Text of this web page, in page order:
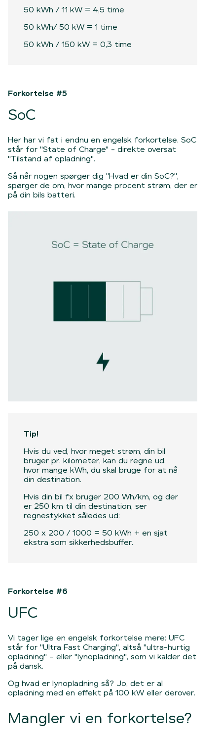
50 kWh / 11 kW = 4,5 time
50 kWh/ 50 kW = 1 time
50 kWh / 150 kW = 0,3 time
Forkortelse #5
SoC
Her har vi fat i endnu en engelsk forkortelse. SoC
står for "State of Charge" - direkte oversat
"Tilstand af opladning".
Så når nogen spørger dig "Hvad er din SoC?",
spørger de om, hvor mange procent strøm, der er
på din bils batteri.
Tip!
Hvis du ved, hvor meget strøm, din bil
bruger pr. kilometer, kan du regne ud,
hvor mange kWh, du skal bruge for at nå
din destination.
Hvis din bil fx bruger 200 Wh/km, og der
er 250 km til din destination, ser
regnestykket således ud:
250 x 200 / 1000 = 50 kWh + en sjat
ekstra som sikkerhedsbuffer.
Forkortelse #6
UFC
Vi tager lige en engelsk forkortelse mere: UFC
står for "Ultra Fast Charging", altså "ultra-hurtig
opladning" – eller "lynopladning", som vi kalder det
på dansk.
Og hvad er lynopladning så? Jo, det er al
opladning med en effekt på 100 kW eller derover.
Mangler vi en forkortelse?